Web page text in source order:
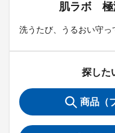
肌ラボ 極
洗うたび、うるおい守っ
探した
商品（